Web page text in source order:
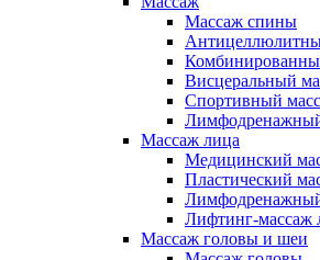
Массаж спины
Висцеральный
Спортивный
Массаж лица
Медицинский
Пластический
Лифтинг-массаж
Массаж головы и шеи